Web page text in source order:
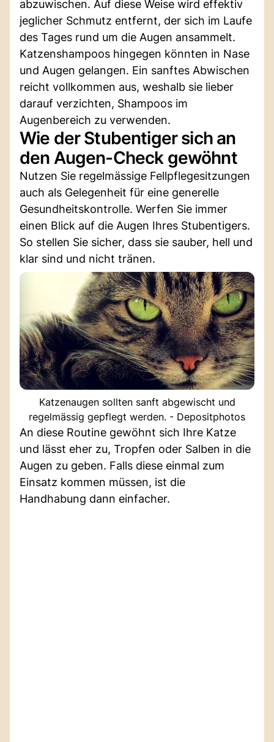
abzuwischen. Auf diese Weise wird effektiv
jeglicher Schmutz entfernt, der sich im Laufe
des Tages rund um die Augen ansammelt.
Katzenshampoos hingegen könnten in Nase
und Augen gelangen. Ein sanftes Abwischen
reicht vollkommen aus, weshalb sie lieber
darauf verzichten, Shampoos im
Augenbereich zu verwenden.
Wie der Stubentiger sich an
den Augen-Check gewöhnt
Nutzen Sie regelmässige Fellpflegesitzungen
auch als Gelegenheit für eine generelle
Gesundheitskontrolle. Werfen Sie immer
einen Blick auf die Augen Ihres Stubentigers.
So stellen Sie sicher, dass sie sauber, hell und
klar sind und nicht tränen.
Katzenaugen sollten sanft abgewischt und
regelmässig gepflegt werden. - Depositphotos
An diese Routine gewöhnt sich Ihre Katze
und lässt eher zu, Tropfen oder Salben in die
Augen zu geben. Falls diese einmal zum
Einsatz kommen müssen, ist die
Handhabung dann einfacher.